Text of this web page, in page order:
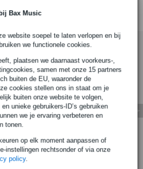
Bax Music
website soepel te laten verlopen en bij
we functionele cookies.
plaatsen we daarnaast voorkeurs-,
samen met onze 15 partners
buiten de EU, waaronder de
cookies stellen ons in staat om je
buiten onze website te volgen,
unieke gebruikers-ID’s gebruiken
we je ervaring verbeteren en
tonen.
op elk moment aanpassen of
instellingen rechtsonder of via onze
policy.